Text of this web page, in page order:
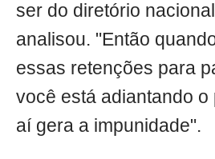
ser do diretório
analisou. "Então
essas retenções para
você está adiantando o
aí gera a impunidade".